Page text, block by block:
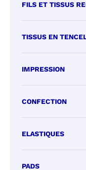
FILS ET TISSUS
TISSUS EN
IMPRESSION
CONFECTION
ELASTIQUES
PADS